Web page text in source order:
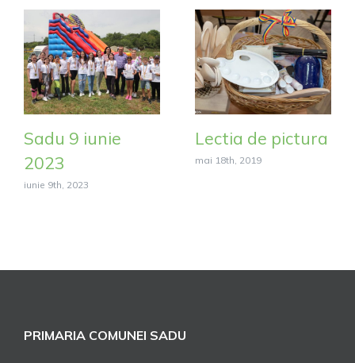
Sadu 9 iunie
2023
iunie 9th, 2023
Lectia de pictura
mai 18th, 2019
PRIMARIA COMUNEI SADU